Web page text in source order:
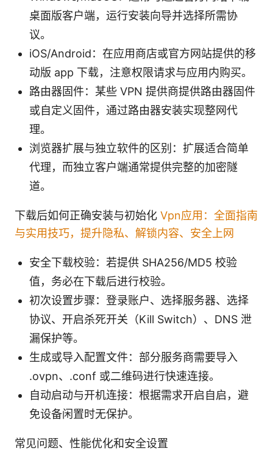
桌面版客户端，运行安装向导并选择所需协
议。
iOS/Android：在应用商店或官方网站提供的移
动版 app 下载，注意权限请求与应用内购买。
路由器固件：某些 VPN 提供商提供路由器固件
或自定义固件，通过路由器安装实现整网代
理。
浏览器扩展与独立软件的区别：扩展适合简单
代理，而独立客户端通常提供完整的加密隧
道。
下载后如何正确安装与初始化 Vpn应用：全面指南
与实用技巧，提升隐私、解锁内容、安全上网
安全下载校验：若提供 SHA256/MD5 校验
值，务必在下载后进行校验。
初次设置步骤：登录账户、选择服务器、选择
协议、开启杀死开关（Kill Switch）、DNS 泄
漏保护等。
生成或导入配置文件：部分服务商需要导入
.ovpn、.conf 或二维码进行快速连接。
自动启动与开机连接：根据需求开启自启，避
免设备闲置时无保护。
常见问题、性能优化和安全设置